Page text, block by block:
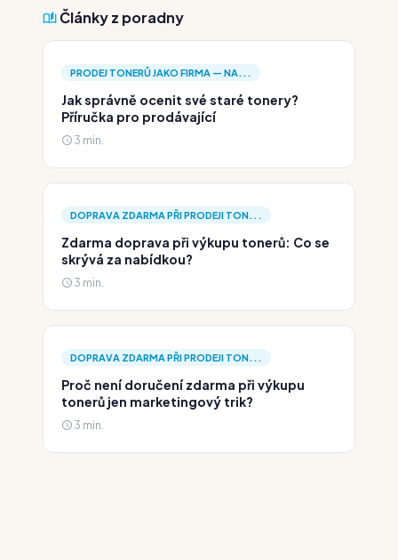
Články z poradny
PRODEJ TONERŮ JAKO FIRMA — NA...
Jak správně ocenit své staré tonery?
Příručka pro prodávající
3 min.
DOPRAVA ZDARMA PŘI PRODEJI TON...
Zdarma doprava při výkupu tonerů: Co se
skrývá za nabídkou?
3 min.
DOPRAVA ZDARMA PŘI PRODEJI TON...
Proč není doručení zdarma při výkupu
tonerů jen marketingový trik?
3 min.